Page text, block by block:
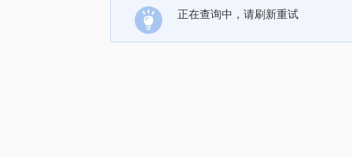
正在查询中，请刷新重试